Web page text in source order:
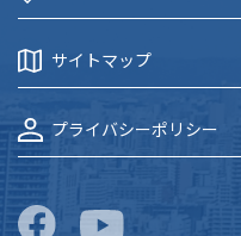
サイトマップ
プライバシーポリシー